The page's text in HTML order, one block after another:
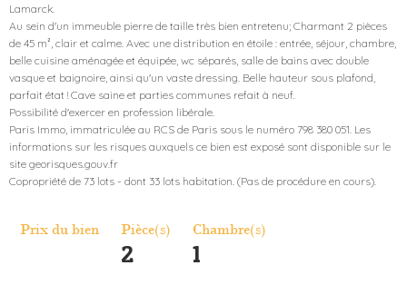
Lamarck.
Au sein d'un immeuble pierre de taille très bien entretenu; Charmant 2 pièces
de 45 m², clair et calme. Avec une distribution en étoile : entrée, séjour, chambre,
belle cuisine aménagée et équipée, wc séparés, salle de bains avec double
vasque et baignoire, ainsi qu'un vaste dressing. Belle hauteur sous plafond,
parfait état ! Cave saine et parties communes refait à neuf.
Possibilité d'exercer en profession libérale.
Paris Immo, immatriculée au RCS de Paris sous le numéro 798 380 051. Les
informations sur les risques auxquels ce bien est exposé sont disponible sur le
site georisques.gouv.fr
Prix du bien Pièce(s)
2
Chambre(s)
1